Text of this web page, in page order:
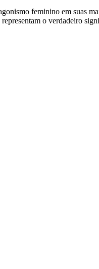
feminino em suas
o verdadeiro